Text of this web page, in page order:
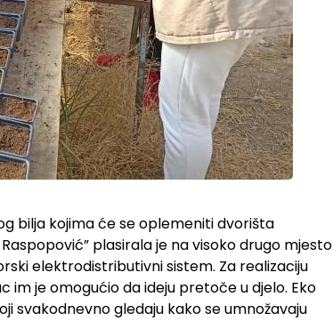
bilja kojima će se oplemeniti dvorišta
plasirala je na visoko drugo mjesto
elektrodistributivni sistem. Za realizaciju
im je omogućio da ideju pretoče u djelo. Eko
svakodnevno gledaju kako se umnožavaju